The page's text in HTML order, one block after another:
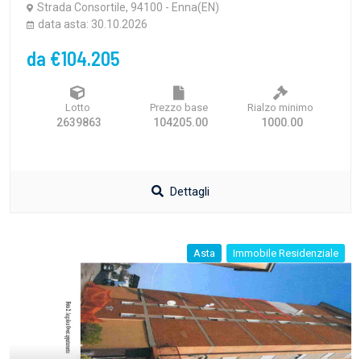
Strada Consortile, 94100 - Enna(EN)
data asta: 30.10.2026
da €104.205
Lotto
2639863
Prezzo base
104205.00
Rialzo minimo
1000.00
Dettagli
Asta Immobile Residenziale